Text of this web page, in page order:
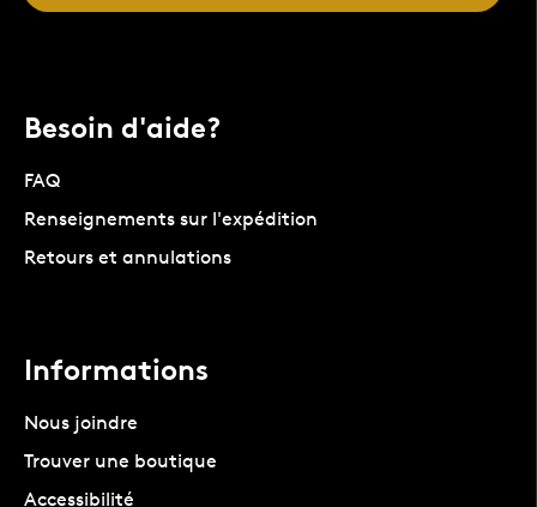
Besoin d'aide?
FAQ
Renseignements sur l'expédition
Retours et annulations
Informations
Nous joindre
Trouver une boutique
Accessibilité